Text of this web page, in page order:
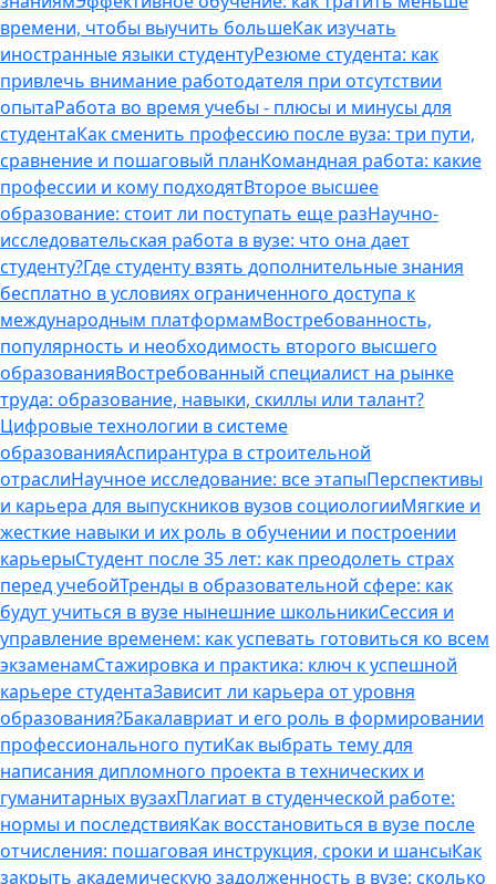
времени, чтобы выучить большеКак изучать
иностранные языки студентуРезюме студента: как
привлечь внимание работодателя при отсутствии
опытаРабота во время учебы - плюсы и минусы для
студентаКак сменить профессию после вуза: три пути,
сравнение и пошаговый планКомандная работа: какие
профессии и кому подходятВторое высшее
образование: стоит ли поступать еще разНаучно-
исследовательская работа в вузе: что она дает
студенту?Где студенту взять дополнительные знания
бесплатно в условиях ограниченного доступа к
международным платформамВостребованность,
популярность и необходимость второго высшего
образованияВостребованный специалист на рынке
труда: образование, навыки, скиллы или талант?
Цифровые технологии в системе
образованияАспирантура в строительной
отраслиНаучное исследование: все этапыПерспективы
и карьера для выпускников вузов социологииМягкие и
жесткие навыки и их роль в обучении и построении
карьерыСтудент после 35 лет: как преодолеть страх
перед учебойТренды в образовательной сфере: как
будут учиться в вузе нынешние школьникиСессия и
управление временем: как успевать готовиться ко всем
экзаменамСтажировка и практика: ключ к успешной
карьере студентаЗависит ли карьера от уровня
образования?Бакалавриат и его роль в формировании
профессионального путиКак выбрать тему для
написания дипломного проекта в технических и
гуманитарных вузахПлагиат в студенческой работе:
нормы и последствияКак восстановиться в вузе после
отчисления: пошаговая инструкция, сроки и шансыКак
закрыть академическую задолженность в вузе: сколько